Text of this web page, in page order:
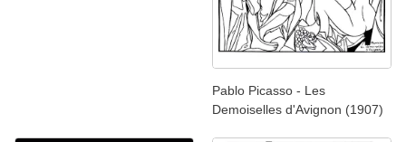
Pablo Picasso - Les
Demoiselles d'Avignon (1907)